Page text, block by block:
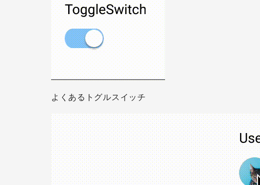
よくあるトグルスイッチ